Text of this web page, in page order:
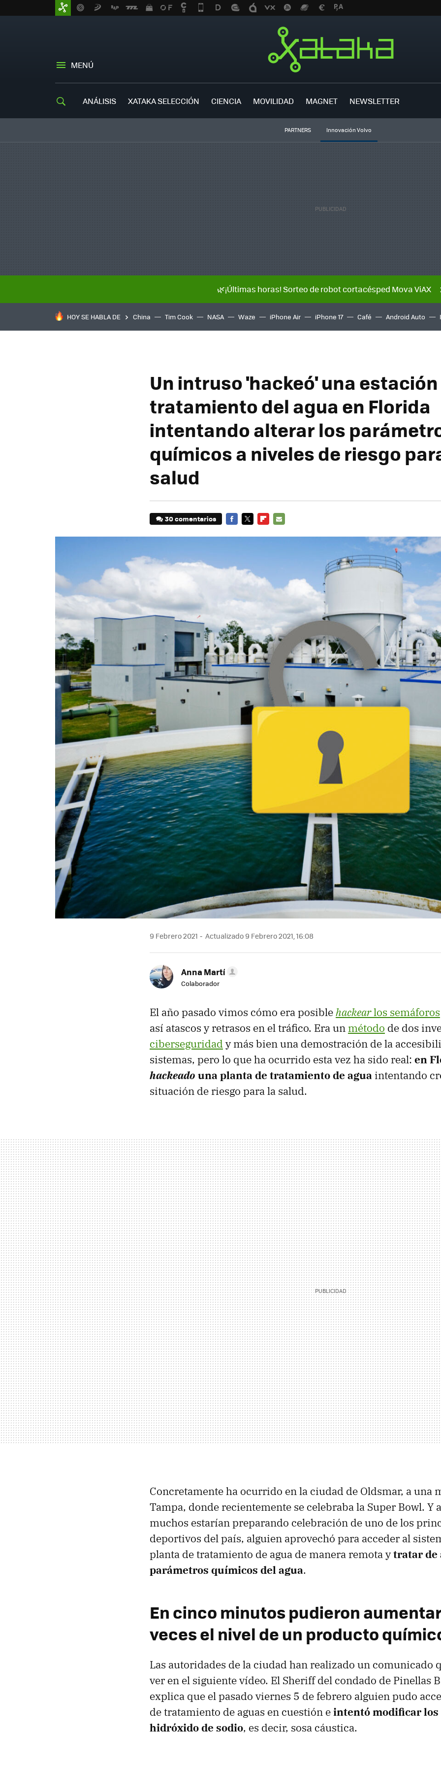
MENÚ
ANÁLISIS XATAKA SELECCIÓN CIENCIA MOVILIDAD MAGNET NEWSLETTER
PARTNERS Innovación Volvo
🌿¡Últimas horas! Sorteo de robot cortacésped Mova ViAX
HOY SE HABLA DE China Tim Cook NASA Waze iPhone Air iPhone 17 Café Android Auto
Un intruso 'hackeó' una
tratamiento del agua en Florida
intentando alterar los
químicos a niveles de riesgo
salud
30 comentarios
9 Febrero 2021 Actualizado 9 Febrero 2021, 16:08
Anna Martí
Colaborador
El año pasado vimos cómo era posiblehackearlos semáforos
así atascos y retrasos en el tráfico. Era un método de dos
ciberseguridad y más bien una demostración de la
sistemas, pero lo que ha ocurrido esta vez ha sido real: en
hackeado una planta de tratamiento de agua intentando
situación de riesgo para la salud.
Concretamente ha ocurrido en la ciudad de Oldsmar, a una
Tampa, donde recientemente se celebraba la Super Bowl. Y
muchos estarían preparando celebración de uno de los
deportivos del país, alguien aprovechó para acceder al
planta de tratamiento de agua de manera remota ytratar de
parámetros químicos del agua.
En cinco minutos pudieron
veces el nivel de un producto
Las autoridades de la ciudad han realizado un comunicado
ver en el siguiente vídeo. El Sheriff del condado de Pinellas
explica que el pasado viernes 5 de febrero alguien pudo
de tratamiento de aguas en cuestión eintentó modificar los
hidróxido de sodio, es decir, sosa cáustica.